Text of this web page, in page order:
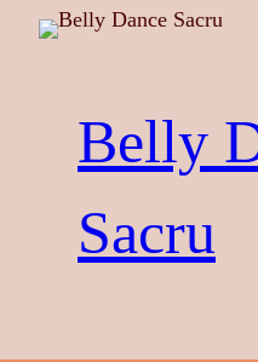
Belly
Sacru